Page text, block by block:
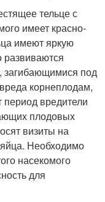
тельце с
имеет красно-
имеют яркую
развиваются
загибающимися под
корнеплодам,
период вредители
плодовых
визиты на
Необходимо
насекомого
для